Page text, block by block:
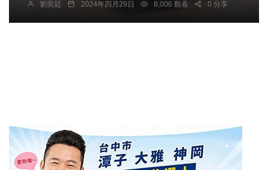
劉奕廷 2024年四月29日 8,006 觀看 0 分享